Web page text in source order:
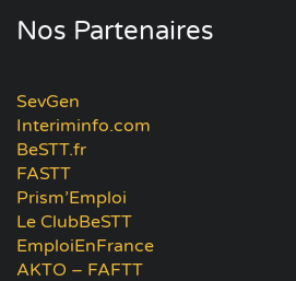
Nos Partenaires
SevGen
Interiminfo.com
BeSTT.fr
FASTT
Prism’Emploi
Le ClubBeSTT
EmploiEnFrance
AKTO – FAFTT